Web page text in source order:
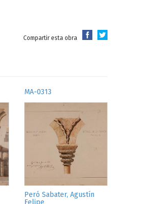
Compartir esta obra
MA-0313
Peró Sabater, Agustín
Felipe